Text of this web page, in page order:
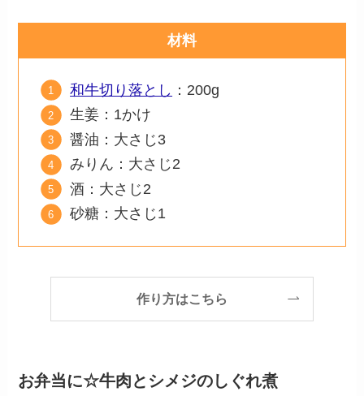
材料
和牛切り落とし ：200g
生姜：1かけ
醤油：大さじ3
みりん：大さじ2
酒：大さじ2
砂糖：大さじ1
作り方はこちら
お弁当に☆牛肉とシメジのしぐれ煮